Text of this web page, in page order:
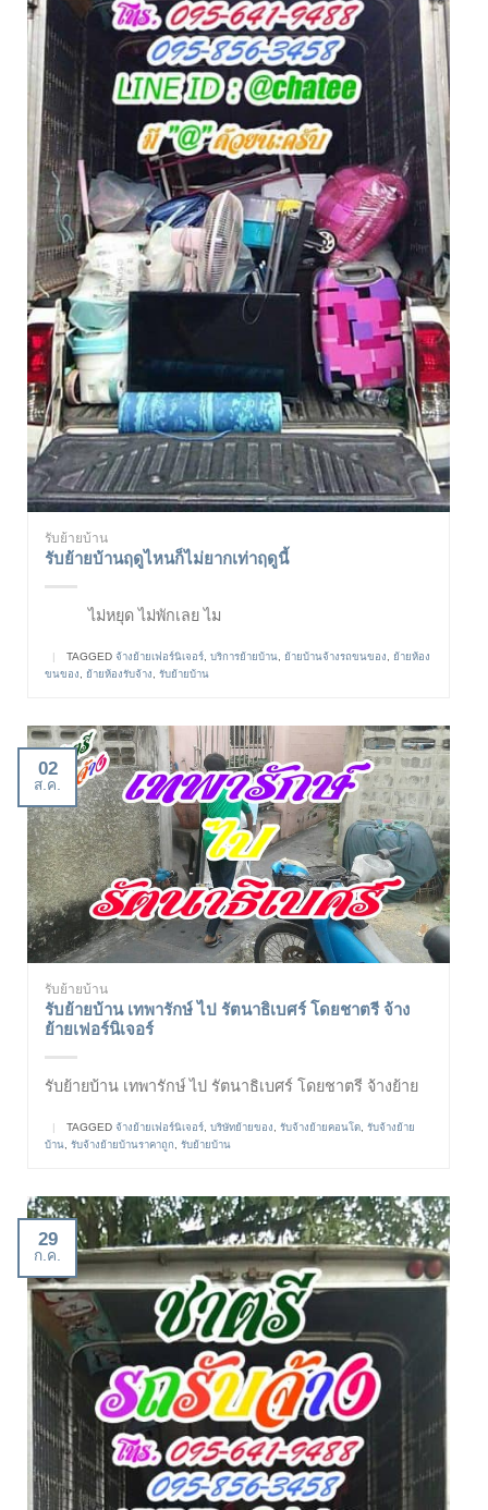
รับย้ายบ้าน
รับย้ายบ้านฤดูไหนก็ไม่ยากเท่าฤดูนี้
ไม่หยุด ไม่พักเลย ไม
| TAGGED จ้างย้ายเฟอร์นิเจอร์, บริการย้ายบ้าน, ย้ายบ้านจ้างรถขนของ, ย้ายห้อง
ขนของ, ย้ายห้องรับจ้าง, รับย้ายบ้าน
02
ส.ค.
รับย้ายบ้าน
รับย้ายบ้าน เทพารักษ์ ไป รัตนาธิเบศร์ โดยชาตรี จ้าง
ย้ายเฟอร์นิเจอร์
รับย้ายบ้าน เทพารักษ์ ไป รัตนาธิเบศร์ โดยชาตรี จ้างย้าย
TAGGED จ้างย้ายเฟอร์นิเจอร์, บริษัทย้ายของ, รับจ้างย้ายคอนโด, รับจ้างย้าย
บ้าน, รับจ้างย้ายบ้านราคาถูก, รับย้ายบ้าน
29
ก.ค.